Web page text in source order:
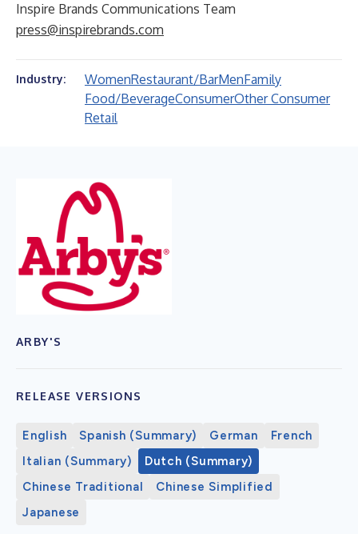
Inspire Brands Communications Team
press@inspirebrands.com
Industry: WomenRestaurant/BarMenFamily
Food/BeverageConsumerOther Consumer
Retail
ARBY'S
RELEASE VERSIONS
English Spanish (Summary) German
French
Italian (Summary)
Dutch (Summary)
Chinese Traditional
Chinese Simplified
Japanese